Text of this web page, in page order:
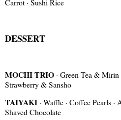
DESSERT
MOCHI TRIO · Green Tea &
Strawberry & Sansho
TAIYAKI · Waffle · Coffee Pearls ·
Shaved Chocolate